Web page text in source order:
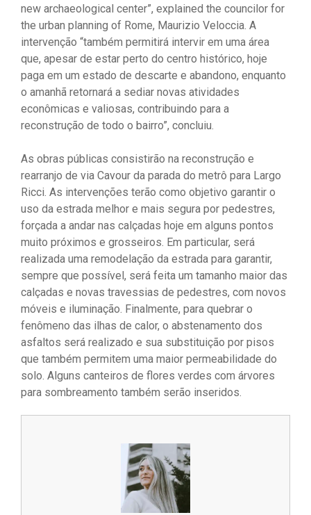
new archaeological center”, explained the councilor for
the urban planning of Rome, Maurizio Veloccia. A
intervenção “também permitirá intervir em uma área
que, apesar de estar perto do centro histórico, hoje
paga em um estado de descarte e abandono, enquanto
o amanhã retornará a sediar novas atividades
econômicas e valiosas, contribuindo para a
reconstrução de todo o bairro”, concluiu.
As obras públicas consistirão na reconstrução e
rearranjo de via Cavour da parada do metrô para Largo
Ricci. As intervenções terão como objetivo garantir o
uso da estrada melhor e mais segura por pedestres,
forçada a andar nas calçadas hoje em alguns pontos
muito próximos e grosseiros. Em particular, será
realizada uma remodelação da estrada para garantir,
sempre que possível, será feita um tamanho maior das
calçadas e novas travessias de pedestres, com novos
móveis e iluminação. Finalmente, para quebrar o
fenômeno das ilhas de calor, o abstenamento dos
asfaltos será realizado e sua substituição por pisos
que também permitem uma maior permeabilidade do
solo. Alguns canteiros de flores verdes com árvores
para sombreamento também serão inseridos.